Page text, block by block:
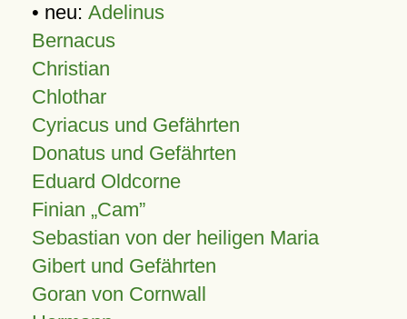
• neu: Adelinus
Bernacus
Christian
Chlothar
Cyriacus und Gefährten
Donatus und Gefährten
Eduard Oldcorne
Finian Cam
Sebastian von der heiligen Maria
Gibert und Gefährten
Goran von Cornwall